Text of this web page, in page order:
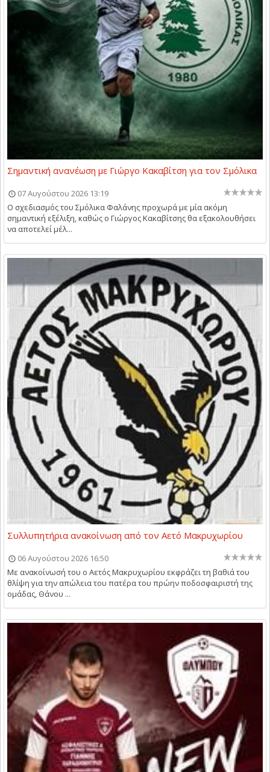
Σημαντική ανανέωση με Γιώργο Κακαβίτση για τον Σμόλικα
07 Αυγούστου 2026 13:19
Ο σχεδιασμός του Σμόλικα Φαλάνης προχωρά με μία ακόμη
σημαντική εξέλιξη, καθώς ο Γιώργος Κακαβίτσης θα εξακολουθήσει
να αποτελεί μέλ...
Συλλυπητήρια ανακοίνωση από τον Αετό Μακρυχωρίου
06 Αυγούστου 2026 16:50
Με ανακοίνωσή του ο Αετός Μακρυχωρίου εκφράζει τη βαθιά του
θλίψη για την απώλεια του πατέρα του πρώην ποδοσφαιριστή της
ομάδας, Θάνου ...